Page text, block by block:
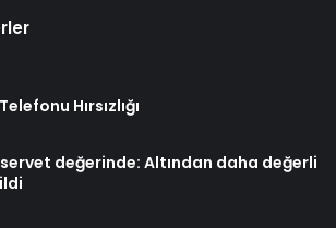
Hırsızlığı
değerinde: Altından daha değerli